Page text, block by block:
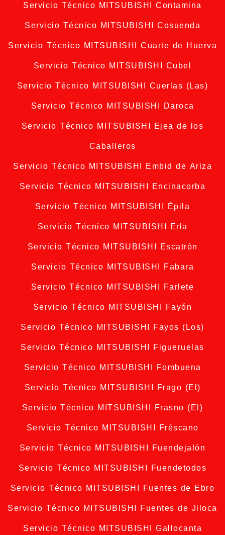
Servicio Técnico MITSUBISHI Contamina
Servicio Técnico MITSUBISHI Cosuenda
Servicio Técnico MITSUBISHI Cuarte de Huerva
Servicio Técnico MITSUBISHI Cubel
Servicio Técnico MITSUBISHI Cuerlas (Las)
Servicio Técnico MITSUBISHI Daroca
Servicio Técnico MITSUBISHI Ejea de los
Caballeros
Servicio Técnico MITSUBISHI Embid de Ariza
Servicio Técnico MITSUBISHI Encinacorba
Servicio Técnico MITSUBISHI Épila
Servicio Técnico MITSUBISHI Erla
Servicio Técnico MITSUBISHI Escatrón
Servicio Técnico MITSUBISHI Fabara
Servicio Técnico MITSUBISHI Farlete
Servicio Técnico MITSUBISHI Fayón
Servicio Técnico MITSUBISHI Fayos (Los)
Servicio Técnico MITSUBISHI Figueruelas
Servicio Técnico MITSUBISHI Fombuena
Servicio Técnico MITSUBISHI Frago (El)
Servicio Técnico MITSUBISHI Frasno (El)
Servicio Técnico MITSUBISHI Fréscano
Servicio Técnico MITSUBISHI Fuendejalón
Servicio Técnico MITSUBISHI Fuendetodos
Servicio Técnico MITSUBISHI Fuentes de Ebro
Servicio Técnico MITSUBISHI Fuentes de Jiloca
Servicio Técnico MITSUBISHI Gallocanta